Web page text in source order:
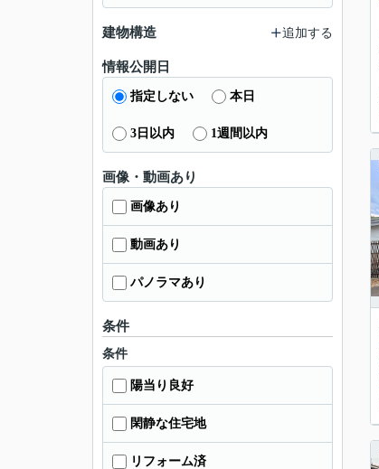
建物構造 追加する
情報公開日
指定しない 本日
3日以内 1週間以内
画像・動画あり
画像あり
動画あり
パノラマあり
条件
条件
陽当り良好
閑静な住宅地
リフォーム済